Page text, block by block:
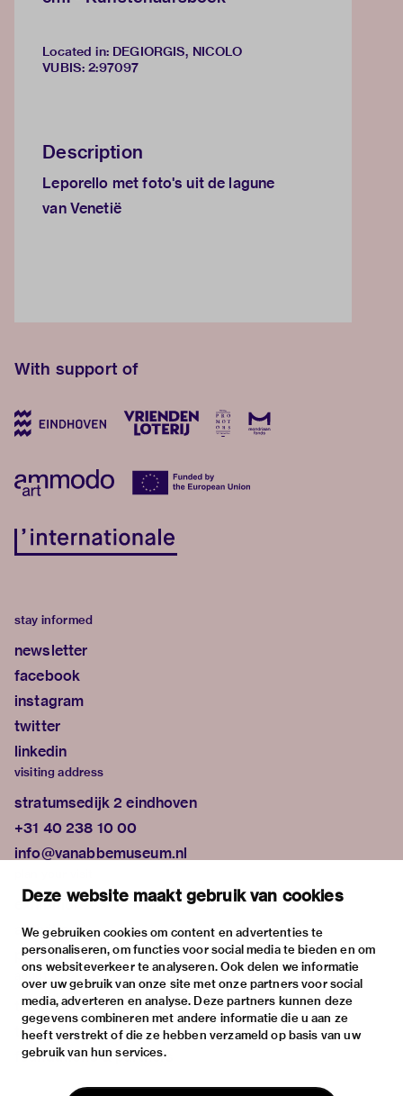
Deze website maakt gebruik van cookies
We gebruiken cookies om content en advertenties te
personaliseren, om functies voor social media te bieden en om
ons websiteverkeer te analyseren. Ook delen we informatie
over uw gebruik van onze site met onze partners voor social
media, adverteren en analyse. Deze partners kunnen deze
gegevens combineren met andere informatie die u aan ze
heeft verstrekt of die ze hebben verzameld op basis van uw
gebruik van hun services.
Located in: DEGIORGIS, NICOLO
VUBIS: 2:97097
Description
Leporello met foto's uit de lagune
van Venetië
With support of
stay informed
newsletter
facebook
instagram
twitter
linkedin
visiting address
stratumsedijk 2 eindhoven
+31 40 238 10 00
info@vanabbemuseum.nl
exhibitions
activities
practical information
about
the museum
the collection
foundations & partners